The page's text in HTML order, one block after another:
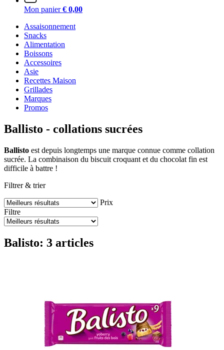
Mon panier € 0,00
Assaisonnement
Snacks
Alimentation
Boissons
Accessoires
Asie
Recettes Maison
Grillades
Marques
Promos
Ballisto - collations sucrées
Ballisto est depuis longtemps une marque connue comme collation
sucrée. La combinaison du biscuit croquant et du chocolat fin est
difficile à battre !
Filtrer & trier
Prix
Filtre
Balisto: 3 articles